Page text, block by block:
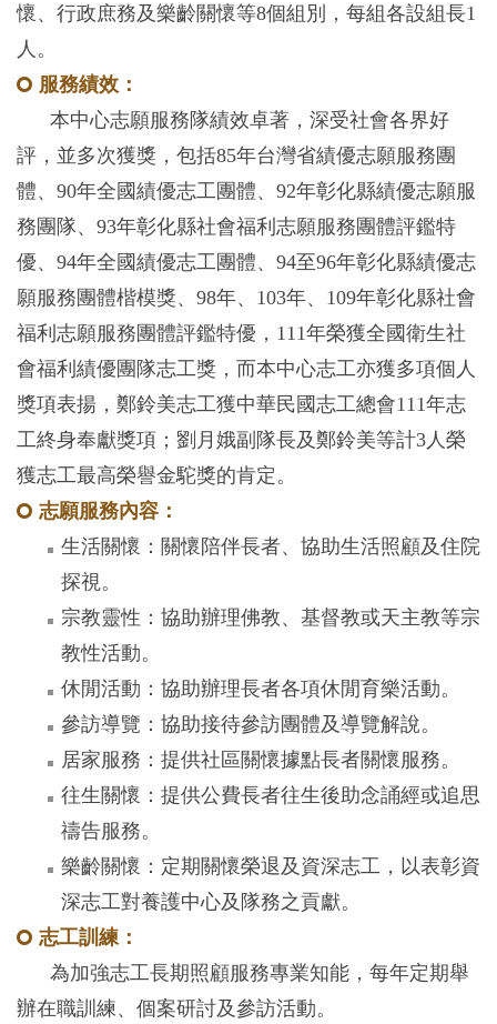
懷、行政庶務及樂齡關懷等8個組別，每組各設組長1
人。
服務績效：
本中心志願服務隊績效卓著，深受社會各界好
評，並多次獲獎，包括85年台灣省績優志願服務團
體、90年全國績優志工團體、92年彰化縣績優志願服
務團隊、93年彰化縣社會福利志願服務團體評鑑特
優、94年全國績優志工團體、94至96年彰化縣績優志
願服務團體楷模獎、98年、103年、109年彰化縣社會
福利志願服務團體評鑑特優，111年榮獲全國衛生社
會福利績優團隊志工獎，而本中心志工亦獲多項個人
獎項表揚，鄭鈴美志工獲中華民國志工總會111年志
工終身奉獻獎項；劉月娥副隊長及鄭鈴美等計3人榮
獲志工最高榮譽金駝獎的肯定。
志願服務內容：
生活關懷：關懷陪伴長者、協助生活照顧及住院
探視。
宗教靈性：協助辦理佛教、基督教或天主教等宗
教性活動。
休閒活動：協助辦理長者各項休閒育樂活動。
參訪導覽：協助接待參訪團體及導覽解說。
居家服務：提供社區關懷據點長者關懷服務。
往生關懷：提供公費長者往生後助念誦經或追思
禱告服務。
樂齡關懷：定期關懷榮退及資深志工，以表彰資
深志工對養護中心及隊務之貢獻。
志工訓練：
為加強志工長期照顧服務專業知能，每年定期舉
辦在職訓練、個案研討及參訪活動。